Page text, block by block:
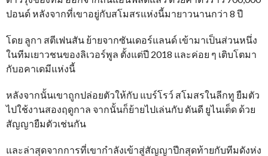
ปอนด์ หลังจากที่เขาอยู่กับสโมสรแห่งนี้มายาวนานกว่า 8 ปี
โดย ลูกา สตีเฟนสัน ย้ายจากซันเดอร์แลนด์ เข้ามาเป็นส่วนหนึ่ง
ในทีมเยาวชนของลิเวอร์พูล ตั้งแต่ปี 2018 และค่อย ๆ เติบโตมา
กับอคาเดมีแห่งนี้
หลังจากนั้นเขาถูกปล่อยตัวให้กับ แบร์โรว์ สโมสรในลีกทู ยืมตัว
ไปใช้งานสองฤดูกาล จากนั้นก็ย้ายไปเล่นกับ ดันดี ยูไนเต็ด ด้วย
สัญญายืมตัวเช่นกัน
และล่าสุดจากการที่เขากำลังเข้าสู่สัญญาปีกสุดท้ายกับทีมดังห่ง